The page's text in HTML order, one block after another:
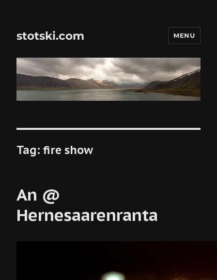
stotski.com MENU
Tag:fire show
An @
Hernesaarenranta